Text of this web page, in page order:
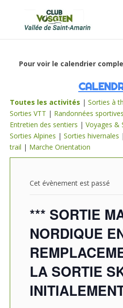
Pour voir le calendrier
Toutes les activités | Sorties à
Sorties VTT | Randonnées sportives
Entretien des sentiers | Voyages &
Sorties Alpines | Sorties hivernales |
trail | Marche Orientation
Cet évènement est passé
*** SORTIE
NORDIQUE
LA SORTIE